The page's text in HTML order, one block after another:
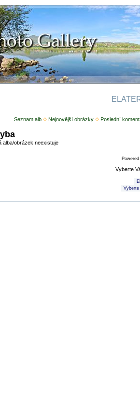
Seznam alb Nejnovější obrázky Poslední
alba/obrázek neexistuje
Vyberte